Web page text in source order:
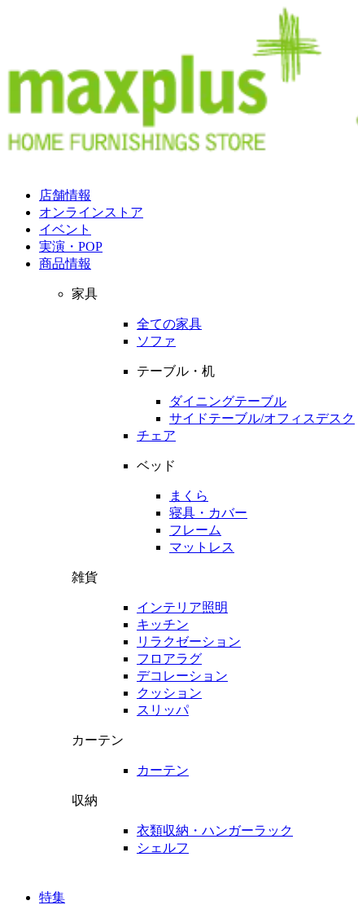
店舗情報
オンラインストア
イベント
実演・POP
商品情報
家具
全ての家具
ソファ
テーブル・机
ダイニングテーブル
サイドテーブル/オフィスデスク
チェア
ベッド
まくら
寝具・カバー
フレーム
マットレス
雑貨
インテリア照明
キッチン
リラクゼーション
フロアラグ
デコレーション
クッション
スリッパ
カーテン
カーテン
収納
衣類収納・ハンガーラック
シェルフ
特集